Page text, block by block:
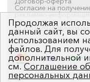
Согласие на
рекламно-
© 2019-2026
Продолжая
данный сайт, вы
использованием
файлов. Для
дополнительной
см.Соглашение
персональных